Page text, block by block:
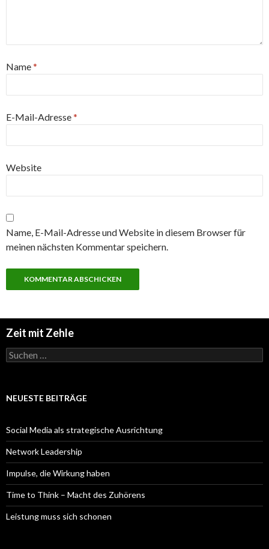
Name*
E-Mail-Adresse*
Website
Name, E-Mail-Adresse und Website in diesem Browser für
meinen nächsten Kommentar speichern.
Zeit mit Zehle
Suchen
nach:
NEUESTE BEITRÄGE
Social Media als strategische Ausrichtung
Network Leadership
Impulse, die Wirkung haben
Time to Think – Macht des Zuhörens
Leistung muss sich schonen